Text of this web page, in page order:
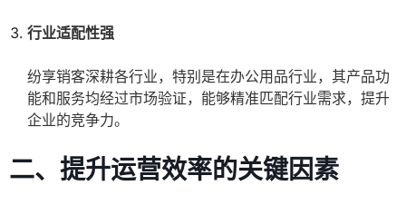
行业适配性强
纷享销客深耕各行业，特别是在办公用品行业，其产品功
能和服务均经过市场验证，能够精准匹配行业需求，提升
企业的竞争力。
二、提升运营效率的关键因素